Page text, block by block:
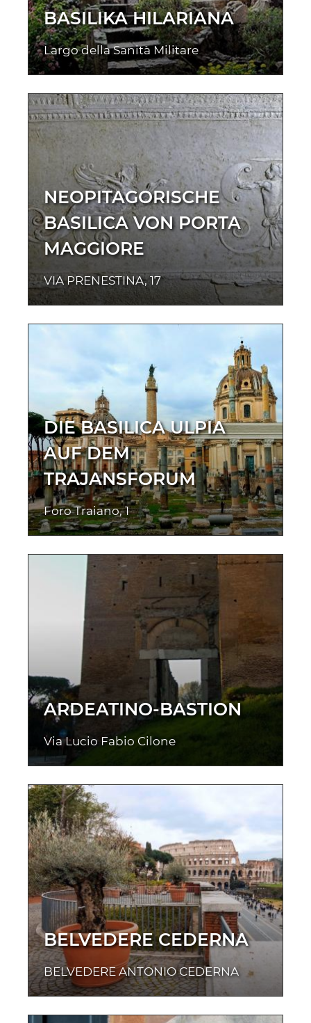
BASILIKA HILARIANA
Largo della Sanità Militare
NEOPITAGORISCHE
BASILICA VON PORTA
MAGGIORE
VIA PRENESTINA, 17
DIE BASILICA ULPIA
AUF DEM
TRAJANSFORUM
Foro Traiano, 1
ARDEATINO-BASTION
Via Lucio Fabio Cilone
BELVEDERE CEDERNA
BELVEDERE ANTONIO CEDERNA